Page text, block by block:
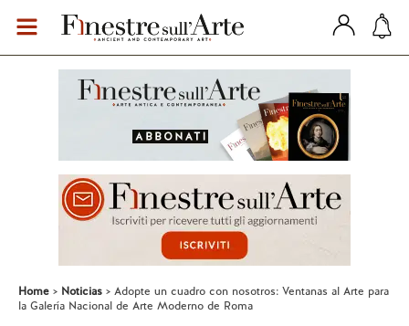
Home Noticias
Adopte un cuadro con nosotros: Ventanas al Arte para
la Galería Nacional de Arte Moderno de Roma